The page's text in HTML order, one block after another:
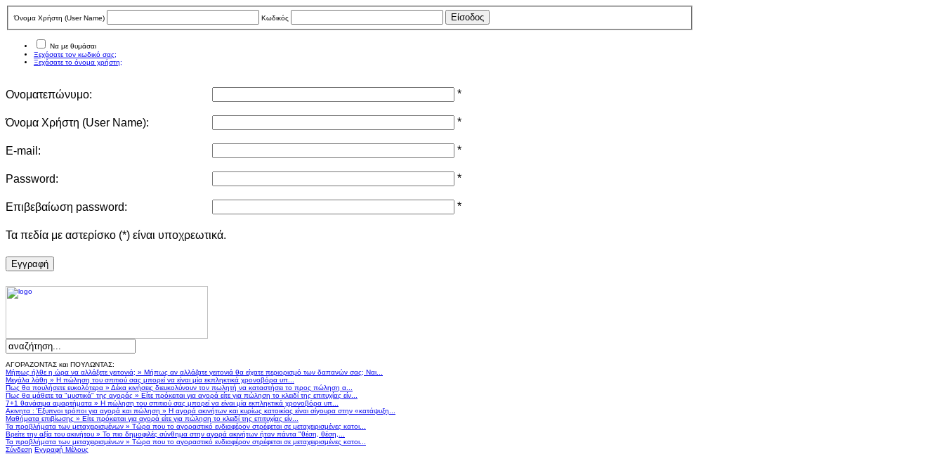
Όνομα Χρήστη (User Νame) Κωδικός
Να με θυμάσαι
Ξεχάσατε τον κωδικό σας;
Ξεχάσατε το όνομα χρήστη;
Ονοματεπώνυμο: *
Όνομα Χρήστη (User Νame): *
E-mail: *
Password: *
Επιβεβαίωση password: *
Τα πεδία με αστερίσκο (*) είναι υποχρεωτικά.
Eγγραφή
ΑΓΟΡΑΖΟΝΤΑΣ και ΠΟΥΛΩΝΤΑΣ:
Μήπως ήλθε η ώρα να αλλάξετε γειτονιά; » Μήπως αν αλλάζατε γειτονιά θα είχατε περιορισμό των δαπανών σας; Ναι...
Μεγάλα λάθη » Η πώληση του σπιτιού σας μπορεί να είναι μία εκπληκτικά χρονοβόρα υπ...
Πως θα πουλήσετε ευκολότερα » Δέκα κινήσεις διευκολύνουν τον πωλητή να καταστήσει το προς πώληση α...
Πως θα μάθετε τα "μυστικά" της αγοράς » Είτε πρόκειται για αγορά είτε για πώληση το κλειδί της επιτυχίας είν...
7+1 θανάσιμα αμαρτήματα » Η πώληση του σπιτιού σας μπορεί να είναι μία εκπληκτικά χρονοβόρα υπ...
Ακινητα : Έξυπνοι τρόποι για αγορά και πώληση » Η αγορά ακινήτων και κυρίως κατοικίας είναι σίγουρα στην «κατάψυξη...
Μαθήματα επιβίωσης » Είτε πρόκειται για αγορά είτε για πώληση το κλειδί της επιτυχίας είν...
Τα προβλήματα των μεταχειρισμένων » Τώρα που το αγοραστικό ενδιαφέρον στρέφεται σε μεταχειρισμένες κατοι...
Βρείτε την αξία του ακινήτου » Το πιο δημοφιλές σύνθημα στην αγορά ακινήτων ήταν πάντα "θέση, θέση,...
Τα προβλήματα των μεταχειρισμένων » Τώρα που το αγοραστικό ενδιαφέρον στρέφεται σε μεταχειρισμένες κατοι...
Σύνδεση Εγγραφή Μέλους